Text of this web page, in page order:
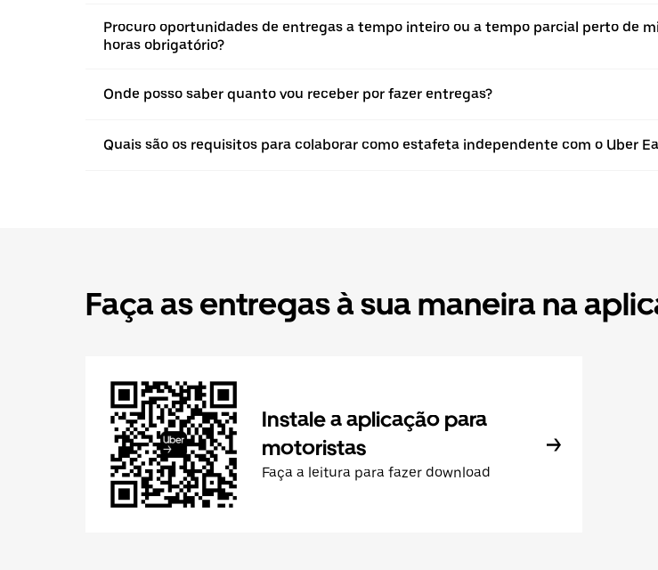
Procuro oportunidades de entregas a tempo inteiro ou a tempo parcial perto de
horas obrigatório?
Onde posso saber quanto vou receber por fazer entregas?
Quais são os requisitos para colaborar como estafeta independente com o Uber
Faça as entregas à sua maneira na
Instale a aplicação para
motoristas
Faça a leitura para fazer download